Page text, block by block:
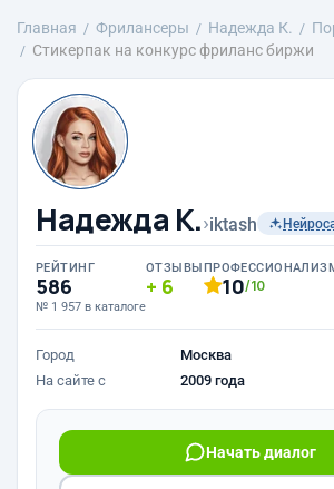
Главная Фрилансеры Надежда К.
Стикерпак на конкурс фриланс биржи
Надежда К.›iktash
РЕЙТИНГ
586
№ 1 957 в каталоге
ОТЗЫВЫ
6 10/10
Город
Москва
На сайте с
2009 года
Начать диалог